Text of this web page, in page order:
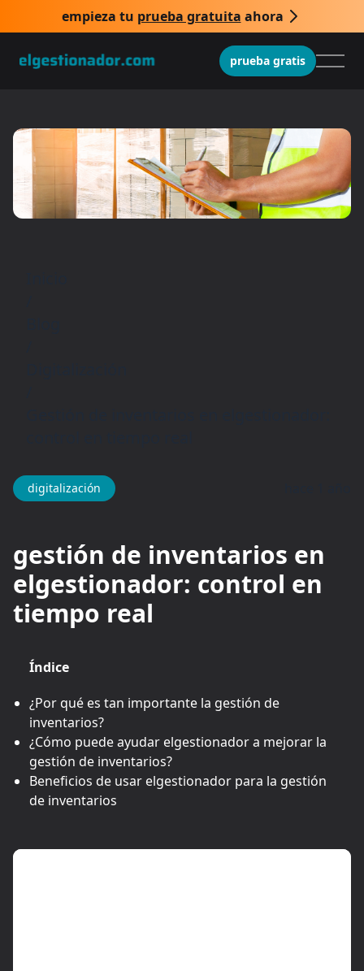
empieza tu prueba gratuita ahora
prueba gratis
digitalización
gestión de inventarios en
elgestionador: control en
tiempo real
Índice
¿Por qué es tan importante la gestión de
inventarios?
¿Cómo puede ayudar elgestionador a mejorar la
gestión de inventarios?
Beneficios de usar elgestionador para la gestión
de inventarios